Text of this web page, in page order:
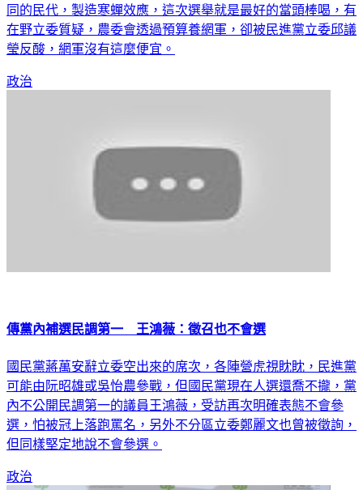
同的民代，製造寒蟬效應，這次選舉就是最好的當頭棒喝，有
在野立委質疑，農委會透過預算養網軍，卻被民進黨立委邱議
瑩反酸，網軍沒有這麼便宜。
政治
傳黨內補選民調第一 王鴻薇：徵召也不會選
國民黨蔣萬安辭立委空出來的席次，各陣營虎視眈眈，民進黨
可能由阮昭雄或吳怡農參戰，但國民黨現在人選還喬不攏，黨
內不公開民調第一的議員王鴻薇，受訪再次明確表態不會參
選，怕被冠上落跑罵名，另外不分區立委鄭麗文也曾被徵詢，
但同樣堅定地說不會參選。
政治